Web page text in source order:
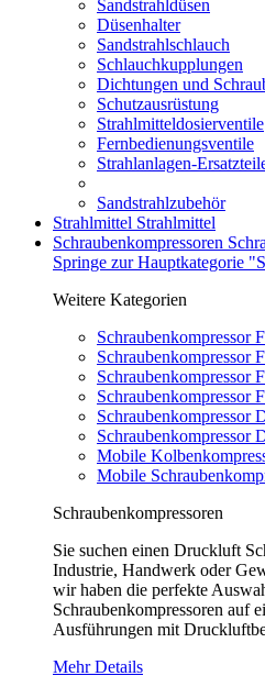
Sandstrahldüsen
Düsenhalter
Sandstrahlschlauch
Schlauchkupplungen
Dichtungen und
Schutzausrüstung
Strahlmitteldosierventile
Fernbedienungsventile
Strahlanlagen-
Sandstrahlzubehör
Strahlmittel Strahlmittel
Schraubenkompressoren
Springe zur Hauptkategorie
Weitere Kategorien
Schraubenkompressor
Schraubenkompressor
Schraubenkompressor
Schraubenkompressor
Schraubenkompressor
Schraubenkompressor
Mobile
Mobile
Schraubenkompressoren
Sie suchen einen Druckluft
Industrie, Handwerk oder
wir haben die perfekte
Schraubenkompressoren auf
Ausführungen mit
Mehr Details